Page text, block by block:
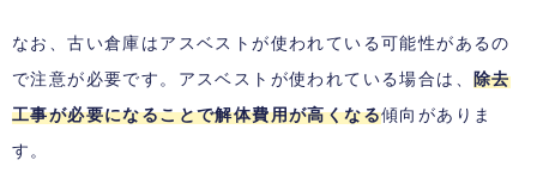
なお、古い倉庫はアスベストが使われている可能性があるの
で注意が必要です。アスベストが使われている場合は、 除去
工事が必要になることで解体費用が高くなる傾向がありま
す。